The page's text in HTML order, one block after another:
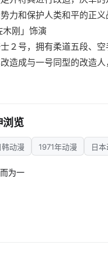
和保护人类和平的正义
刚」饰演
号，拥有柔道五段、空
成与一号同型的改造人
浏览
韩动漫 1971年动漫 日
为一